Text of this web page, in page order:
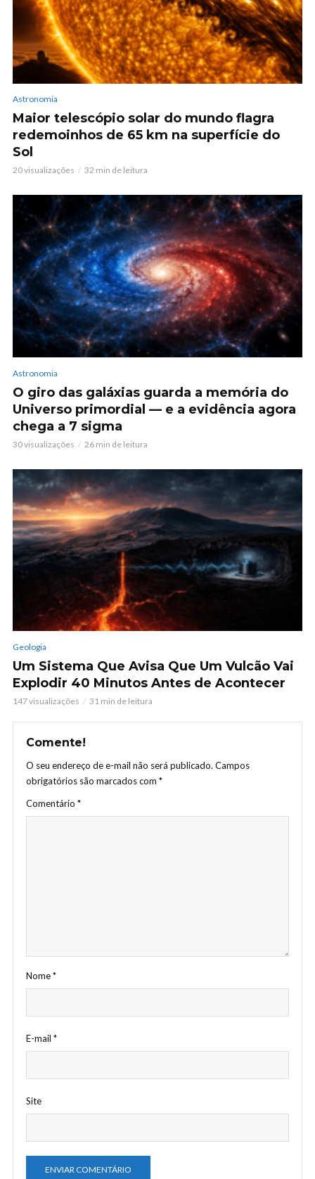
Astronomia
Maior telescópio solar do mundo flagra
redemoinhos de 65 km na superfície do
Sol
20 visualizações 32 min de leitura
Astronomia
O giro das galáxias guarda a memória do
Universo primordial — e a evidência agora
chega a 7 sigma
30 visualizações 26 min de leitura
Geologia
Um Sistema Que Avisa Que Um Vulcão Vai
Explodir 40 Minutos Antes de Acontecer
147 visualizações 31 min de leitura
Comente!
O seu endereço de e-mail não será publicado. Campos
obrigatórios são marcados com *
Comentário *
Nome*
E-mail *
Site